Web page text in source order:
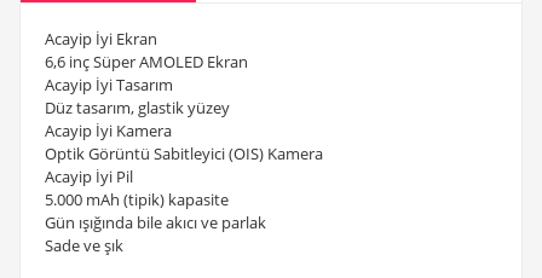
Acayip İyi Ekran
6,6 inç Süper AMOLED Ekran
Acayip İyi Tasarım
Düz tasarım, glastik yüzey
Acayip İyi Kamera
Optik Görüntü Sabitleyici (OIS) Kamera
Acayip İyi Pil
5.000 mAh (tipik) kapasite
Gün ışığında bile akıcı ve parlak
Sade ve şık